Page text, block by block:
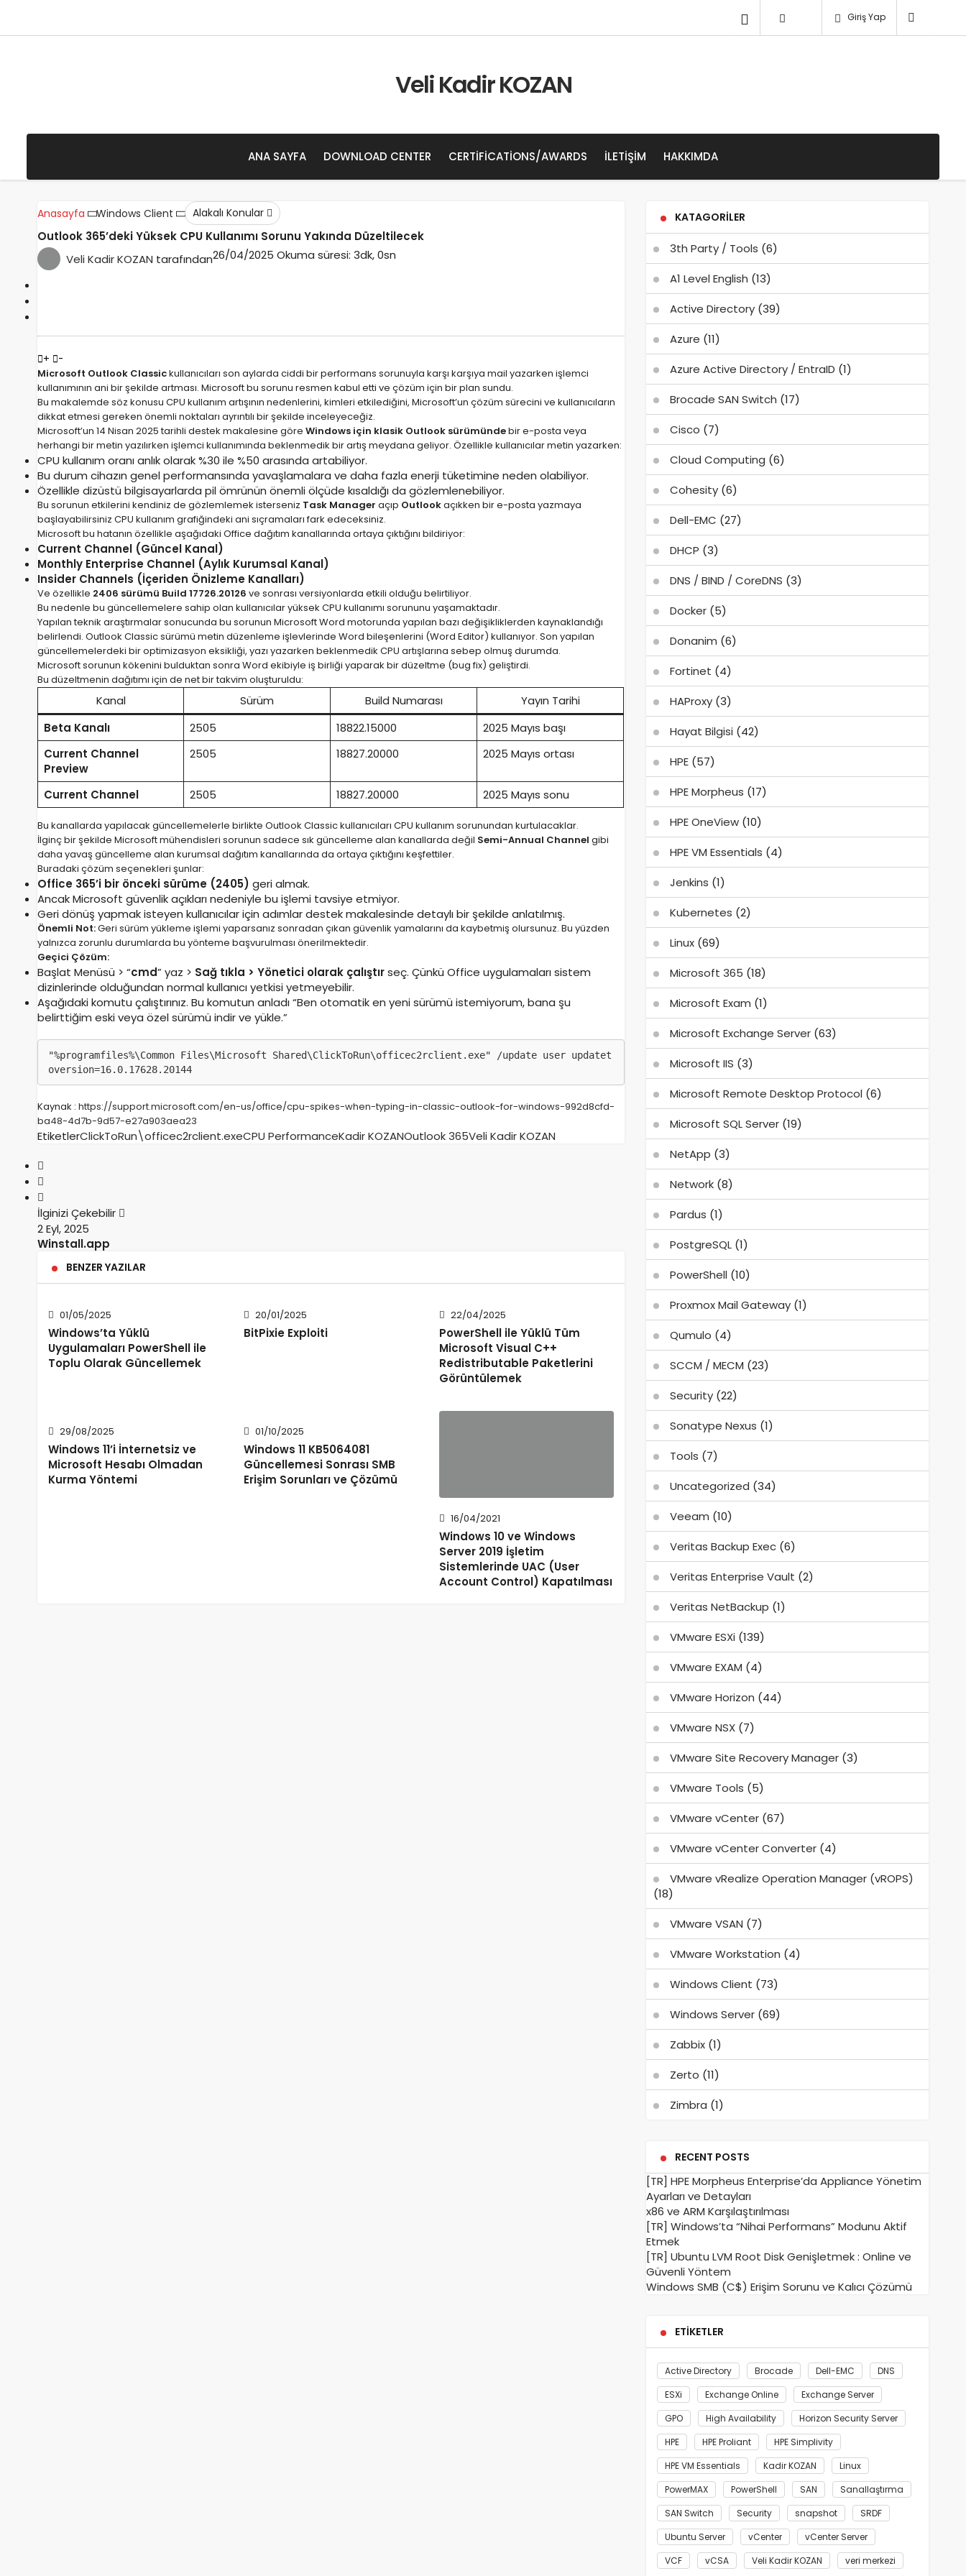
Giriş Yap
Veli Kadir KOZAN
ANA SAYFA DOWNLOAD CENTER CERTIFICATIONS/AWARDS İLETIŞIM HAKKIMDA
Anasayfa Windows Client Alakalı Konular
Outlook 365’deki Yüksek CPU Kullanımı Sorunu Yakında Düzeltilecek
Veli Kadir KOZAN tarafından26/04/2025 Okuma süresi: 3dk, 0sn
+
-
Microsoft Outlook Classickullanıcıları son aylarda ciddi bir performans sorunuyla karşı karşıya mail yazarken işlemci
kullanımının ani bir şekilde artması. Microsoft bu sorunu resmen kabul etti ve çözüm için bir plan sundu.
Bu makalemde söz konusu CPU kullanım artışının nedenlerini, kimleri etkilediğini, Microsoft’un çözüm sürecini ve kullanıcıların
dikkat etmesi gereken önemli noktaları ayrıntılı bir şekilde inceleyeceğiz.
Microsoft’un 14 Nisan 2025 tarihli destek makalesine göre Windows için klasik Outlook sürümündebir e-posta veya
herhangi bir metin yazılırken işlemci kullanımında beklenmedik bir artış meydana geliyor. Özellikle kullanıcılar metin yazarken:
CPU kullanım oranı anlık olarak %30 ile %50 arasında artabiliyor.
Bu durum cihazın genel performansında yavaşlamalara ve daha fazla enerji tüketimine neden olabiliyor.
Özellikle dizüstü bilgisayarlarda pil ömrünün önemli ölçüde kısaldığı da gözlemlenebiliyor.
Bu sorunun etkilerini kendiniz de gözlemlemek isterseniz Task Manager açıp Outlookaçıkken bir e-posta yazmaya
başlayabilirsiniz CPU kullanım grafiğindeki ani sıçramaları fark edeceksiniz.
Microsoft bu hatanın özellikle aşağıdaki Office dağıtım kanallarında ortaya çıktığını bildiriyor:
Current Channel (Güncel Kanal)
Monthly Enterprise Channel (Aylık Kurumsal Kanal)
Insider Channels (İçeriden Önizleme Kanalları)
Ve özellikle 2406 sürümü Build 17726.20126 ve sonrası versiyonlarda etkili olduğu belirtiliyor.
Bu nedenle bu güncellemelere sahip olan kullanıcılar yüksek CPU kullanımı sorununu yaşamaktadır.
Yapılan teknik araştırmalar sonucunda bu sorunun Microsoft Word motorunda yapılan bazı değişikliklerden kaynaklandığı
belirlendi. Outlook Classic sürümü metin düzenleme işlevlerinde Word bileşenlerini (Word Editor) kullanıyor. Son yapılan
güncellemelerdeki bir optimizasyon eksikliği, yazı yazarken beklenmedik CPU artışlarına sebep olmuş durumda.
Microsoft sorunun kökenini bulduktan sonra Word ekibiyle iş birliği yaparak bir düzeltme (bug fix) geliştirdi.
Bu düzeltmenin dağıtımı için de net bir takvim oluşturuldu:
Kanal Sürüm Build Numarası
Yayın Tarihi
Beta Kanalı
2505 18822.15000
2025 Mayıs başı
Current Channel
Preview
2505 18827.20000 2025 Mayıs ortası
Current Channel 2505 18827.20000 2025 Mayıs sonu
Bu kanallarda yapılacak güncellemelerle birlikte Outlook Classic kullanıcıları CPU kullanım sorunundan kurtulacaklar.
İlginç bir şekilde Microsoft mühendisleri sorunun sadece sık güncelleme alan kanallarda değil Semi-Annual Channel gibi
daha yavaş güncelleme alan kurumsal dağıtım kanallarında da ortaya çıktığını keşfettiler.
Buradaki çözüm seçenekleri şunlar:
Office 365’i bir önceki sürüme (2405) geri almak.
Ancak Microsoft güvenlik açıkları nedeniyle bu işlemi tavsiye etmiyor.
Geri dönüş yapmak isteyen kullanıcılar için adımlar destek makalesinde detaylı bir şekilde anlatılmış.
Önemli Not:Geri sürüm yükleme işlemi yaparsanız sonradan çıkan güvenlik yamalarını da kaybetmiş olursunuz. Bu yüzden
yalnızca zorunlu durumlarda bu yönteme başvurulması önerilmektedir.
Geçici Çözüm:
Başlat Menüsü > “cmd” yaz > Sağ tıkla > Yönetici olarak çalıştırseç. Çünkü Office uygulamaları sistem
dizinlerinde olduğundan normal kullanıcı yetkisi yetmeyebilir.
Aşağıdaki komutu çalıştırınız. Bu komutun anladı “Ben otomatik en yeni sürümü istemiyorum, bana şu
belirttiğim eski veya özel sürümü indir ve yükle.”
"%programfiles%\Common Files\Microsoft Shared\ClickToRun\officec2rclient.exe" /update user updatet
oversion=16.0.17628.20144
Kaynak : https://support.microsoft.com/en-us/office/cpu-spikes-when-typing-in-classic-outlook-for-windows-992d8cfd-
ba48-4d7b-9d57-e27a903aea23
EtiketlerClickToRun\officec2rclient.exeCPU PerformanceKadir KOZANOutlook 365Veli Kadir KOZAN
İlginizi Çekebilir
2 Eyl, 2025
Winstall.app
BENZER YAZILAR
01/05/2025
Windows’ta Yüklü
Uygulamaları PowerShell ile
Toplu Olarak Güncellemek
20/01/2025
BitPixie Exploiti
22/04/2025
PowerShell ile Yüklü Tüm
Microsoft Visual C++
Redistributable Paketlerini
Görüntülemek
29/08/2025
Windows 11’i İnternetsiz ve
Microsoft Hesabı Olmadan
Kurma Yöntemi
01/10/2025
Windows 11 KB5064081
Güncellemesi Sonrası SMB
Erişim Sorunları ve Çözümü
16/04/2021
Windows 10 ve Windows
Server 2019 İşletim
Sistemlerinde UAC (User
Account Control) Kapatılması
KATAGORILER
3th Party / Tools (6)
A1 Level English (13)
Active Directory(39)
Azure (11)
Azure Active Directory / EntraID (1)
Brocade SAN Switch (17)
Cisco (7)
Cloud Computing (6)
Cohesity(6)
Dell-EMC (27)
DHCP (3)
DNS / BIND / CoreDNS (3)
Docker(5)
Donanim (6)
Fortinet (4)
HAProxy(3)
Hayat Bilgisi (42)
HPE(57)
HPE Morpheus (17)
HPE OneView(10)
HPE VM Essentials (4)
Jenkins (1)
Kubernetes (2)
Linux(69)
Microsoft 365 (18)
Microsoft Exam (1)
Microsoft Exchange Server(63)
Microsoft IIS (3)
Microsoft Remote Desktop Protocol (6)
Microsoft SQL Server(19)
NetApp (3)
Network(8)
Pardus (1)
PostgreSQL(1)
PowerShell (10)
Proxmox Mail Gateway(1)
Qumulo (4)
SCCM / MECM (23)
Security(22)
Sonatype Nexus (1)
Tools (7)
Uncategorized (34)
Veeam (10)
Veritas Backup Exec(6)
Veritas Enterprise Vault (2)
Veritas NetBackup (1)
VMware ESXi (139)
VMware EXAM (4)
VMware Horizon (44)
VMware NSX(7)
VMware Site Recovery Manager(3)
VMware Tools (5)
VMware vCenter(67)
VMware vCenter Converter(4)
VMware vRealize Operation Manager (vROPS)
(18)
VMware VSAN (7)
VMware Workstation (4)
Windows Client (73)
Windows Server(69)
Zabbix(1)
Zerto (11)
Zimbra (1)
RECENT POSTS
[TR] HPE Morpheus Enterprise’da Appliance Yönetim
Ayarları ve Detayları
x86 ve ARM Karşılaştırılması
[TR] Windows’ta “Nihai Performans” Modunu Aktif
Etmek
[TR] Ubuntu LVM Root Disk Genişletmek : Online ve
Güvenli Yöntem
Windows SMB (C$) Erişim Sorunu ve Kalıcı Çözümü
ETIKETLER
Active Directory Brocade Dell-EMC
DNS
ESXi
Exchange Online
Exchange Server
GPO
High Availability
Horizon Security Server
HPE
HPE Proliant
HPE Simplivity
HPE VM Essentials
Kadir KOZAN
Linux
PowerMAX
PowerShell SAN
Sanallaştırma
SAN Switch
Security snapshot
SRDF
Ubuntu Server
vCenter
vCenter Server
VCF
vCSA Veli Kadir KOZAN veri merkezi